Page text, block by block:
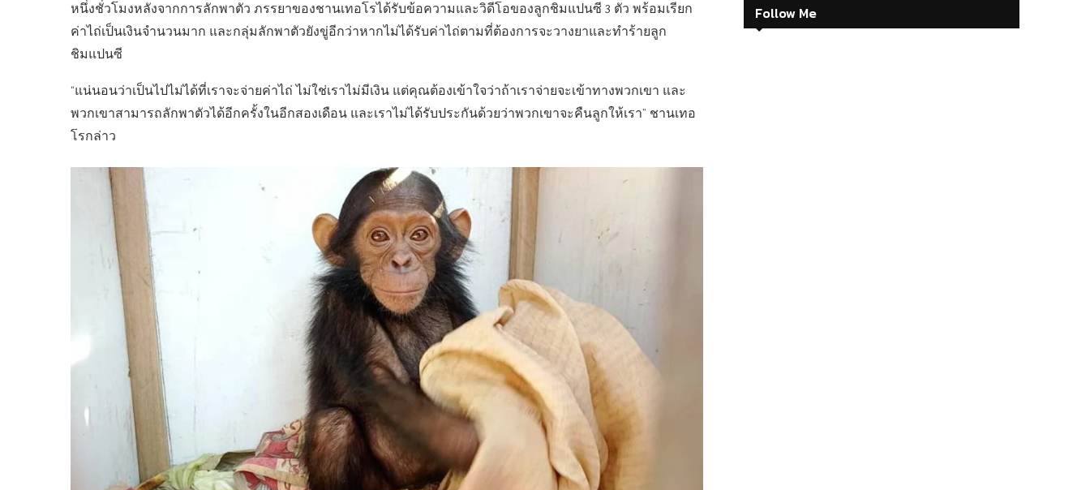
หนึ่งชั่วโมงหลังจากการลักพาตัว ภรรยาของชานเทอโรได้รับข้อความและวิดีโอของลูกชิมแปนซี 3 ตัว พร้อมเรียก
ค่าไถ่เป็นเงินจำนวนมาก และกลุ่มลักพาตัวยังขู่อีกว่าหากไม่ได้รับค่าไถ่ตามที่ต้องการจะวางยาและทำร้ายลูก
ชิมแปนซี
“แน่นอนว่าเป็นไปไม่ได้ที่เราจะจ่ายค่าไถ่ ไม่ใช่เราไม่มีเงิน แต่คุณต้องเข้าใจว่าถ้าเราจ่ายจะเข้าทางพวกเขา และ
พวกเขาสามารถลักพาตัวได้อีกครั้งในอีกสองเดือน และเราไม่ได้รับประกันด้วยว่าพวกเขาจะคืนลูกให้เรา” ชานเทอ
โรกล่าว
Follow Me